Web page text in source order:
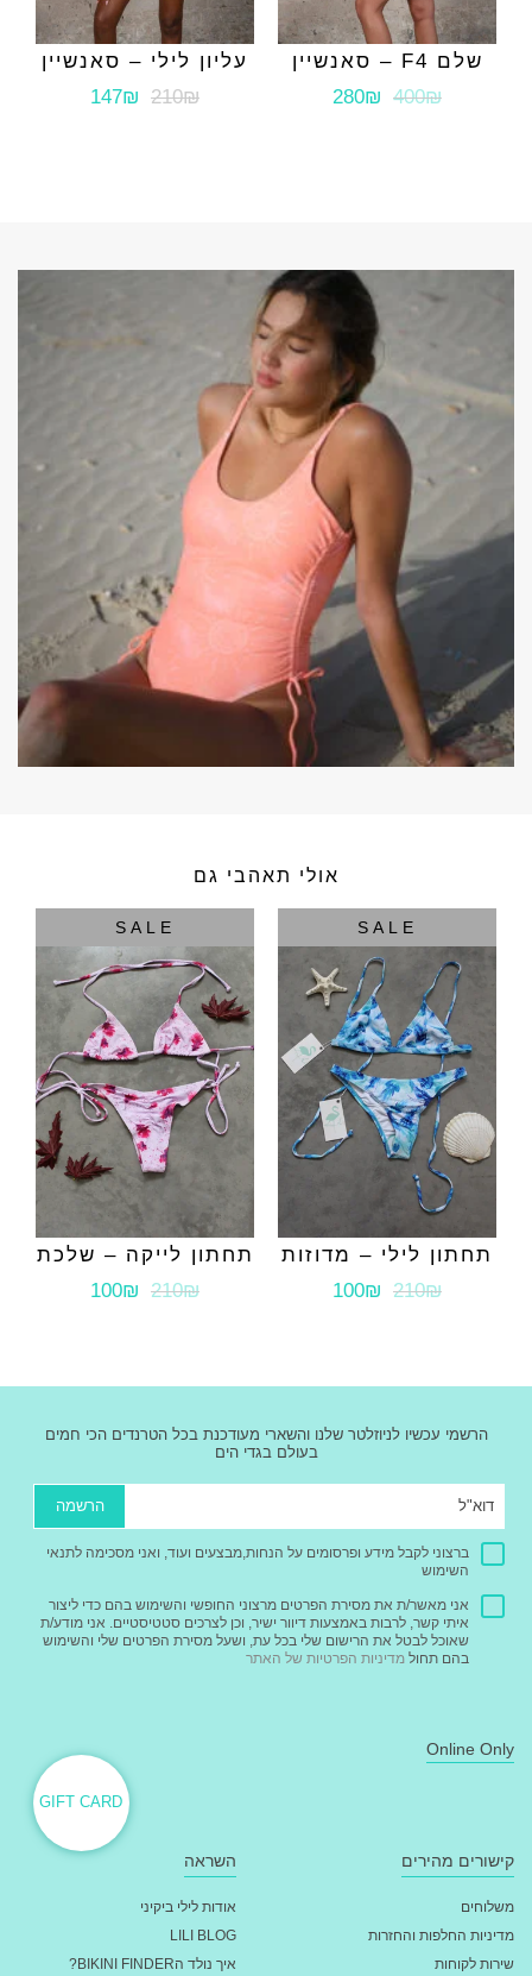
שלם F4 – סאנשיין
400₪
280₪
עליון לילי – סאנשיין
210₪
147₪
אולי תאהבי גם
SALE
תחתון לילי – מדוזות
210₪
100₪
SALE
תחתון לייקה – שלכת
210₪
100₪
הרשמי עכשיו לניוזלטר שלנו והשארי מעודכנת בכל הטרנדים הכי חמים
בעולם בגדי הים
הרשמה
ברצוני לקבל מידע ופרסומים על הנחות,מבצעים ועוד, ואני מסכימה לתנאי
השימוש
אני מאשר/ת את מסירת הפרטים מרצוני החופשי והשימוש בהם כדי ליצור
איתי קשר, לרבות באמצעות דיוור ישיר, וכן לצרכים סטטיסטיים. אני מודע/ת
שאוכל לבטל את הרישום שלי בכל עת, ושעל מסירת הפרטים שלי והשימוש
בהם תחול מדיניות הפרטיות של האתר
Online Only
GIFT CARD
קישורים מהירים
משלוחים
מדיניות החלפות והחזרות
שירות לקוחות
השראה
אודות לילי ביקיני
LILI BLOG
איך נולד הBIKINI FINDER?